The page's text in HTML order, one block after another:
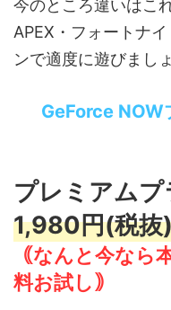
今のところ違いはこ
APEX・フォートナ
ンで適度に遊びまし
GeForce NOW
プレミアムプ
1,980円(税抜
｟なんと今なら
料お試し｠